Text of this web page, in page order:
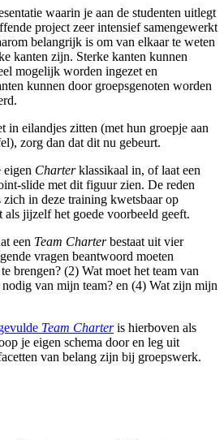
waarin je aan de studenten uitlegt
project zeer intensief samengewerkt
belangrijk is om van elkaar te weten
kanten zijn. Sterke kanten kunnen
mogelijk worden ingezet en
kunnen door groepsgenoten worden
in eilandjes zitten (met hun groepje aan
zorg dan dat dit nu gebeurt.
eigen Charterklassikaal in, of laat een
slide met dit figuur zien. De reden
zich in deze training kwetsbaar op
als jijzelf het goede voorbeeld geeft.
een Team Charterbestaat uit vier
vragen beantwoord moeten
brengen? (2) Wat moet het team van
van mijn team? en (4) Wat zijn mijn
Team Charteris hierboven als
je eigen schema door en leg uit
van belang zijn bij groepswerk.